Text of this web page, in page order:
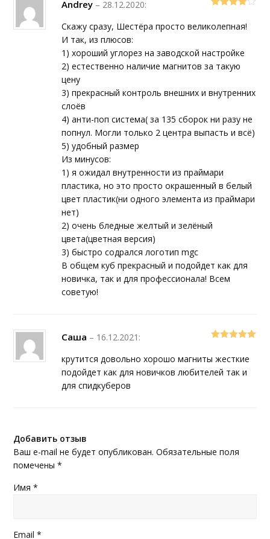
Andrey – 28.12.2020:
Скажу сразу, Шестëра просто великолепная!
И так, из плюсов:
1) хороший углорез на заводской настройке
2) естественно наличие магнитов за такую
цену
3) прекрасный контроль внешних и внутренних
слоëв
4) анти-поп система( за 135 сборок ни разу не
попнул. Могли только 2 центра выпасть и всё)
5) удобный размер
Из минусов:
1) я ожидал внутренности из праймари
пластика, но это просто окрашенный в белый
цвет пластик(ни одного элемента из праймари
нет)
2) очень бледные желтый и зелëный
цвета(цветная версия)
3) быстро содрался логотип mgc
В общем куб прекрасный и подойдет как для
новичка, так и для профессионала! Всем
советую!
Саша – 16.12.2021 :
крутится довольно хорошо магниты жесткие
подойдет как для новичков любителей так и
для спидкуберов
Добавить отзыв
Ваш e-mail не будет опубликован. Обязательные поля
помечены*
Имя*
Email*